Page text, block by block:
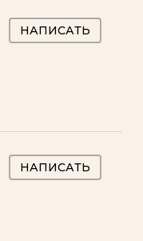
НАПИСАТЬ
НАПИСАТЬ